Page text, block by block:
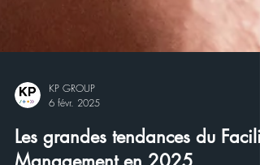
KP GROUP
6 févr. 2025